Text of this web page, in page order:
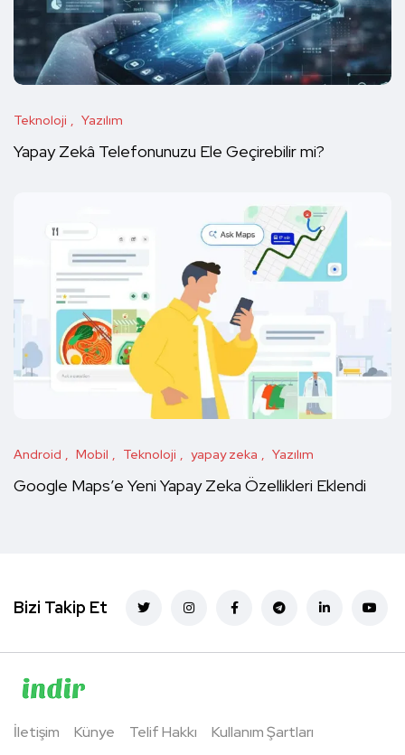
Teknoloji Yazılım
Yapay Zekâ Telefonunuzu Ele Geçirebilir mi?
Android Mobil Teknoloji yapay zeka Yazılım
Google Maps’e Yeni Yapay Zeka Özellikleri Eklendi
Bizi Takip Et
İletişim Künye Telif Hakkı Kullanım Şartları